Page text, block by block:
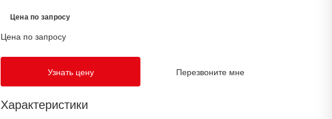
Цена по запросу
Цена по запросу
Узнать цену Перезвоните мне
Характеристики